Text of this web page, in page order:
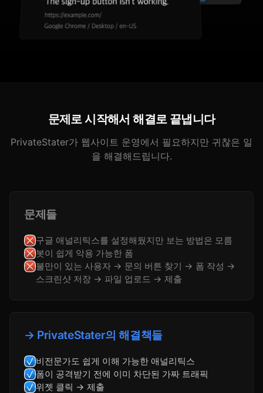
문제로 시작해서 해결로 끝냅니다
PrivateStater가 웹사이트 운영에서 필요하지만 귀찮은 일
을 해결해드립니다.
문제들
구글 애널리틱스를 설정해뒀지만 보는 방법은 모름
봇이 쉽게 악용 가능한 폼
불만이 있는 사용자 → 문의 버튼 찾기 → 폼 작성 →
스크린샷 저장 → 파일 업로드 → 제출
→ PrivateStater의 해결책들
비전문가도 쉽게 이해 가능한 애널리틱스
폼이 공격받기 전에 이미 차단된 가짜 트래픽
위젯 클릭 → 제출